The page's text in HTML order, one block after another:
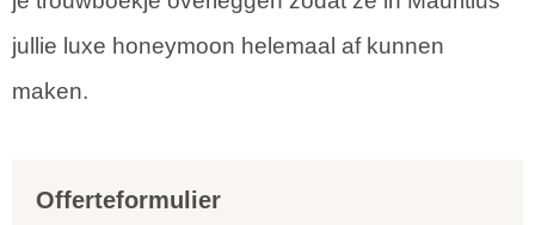
jullie luxe honeymoon helemaal af kunnen
maken.
Offerteformulier